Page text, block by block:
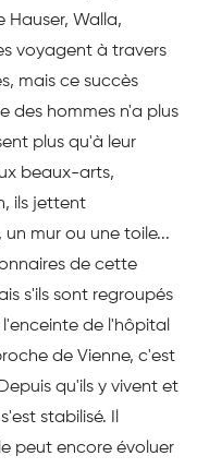
Hauser, Walla,
voyagent à travers
mais ce succès
des hommes n'a plus
plus qu'à leur
beaux-arts,
ils jettent
mur ou une toile...
de cette
s'ils sont regroupés
l'enceinte de l'hôpital
de Vienne, c'est
qu'ils y vivent et
stabilisé. Il
peut encore évoluer